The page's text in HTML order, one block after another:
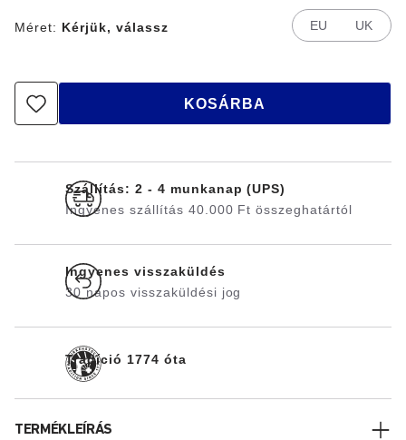
Méret: Kérjük, válassz EU UK
KOSÁRBA
Szállítás: 2 - 4 munkanap (UPS)
Ingyenes szállítás 40.000 Ft összeghatártól
Ingyenes visszaküldés
30 napos visszaküldési jog
Tradíció 1774 óta
TERMÉKLEÍRÁS